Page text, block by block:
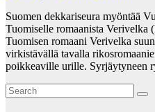
Suomen dekkariseura myöntää
Tuomiselle romaanista Verivelka
Tuomisen romaani Verivelka
virkistävällä tavalla
poikkeaville urille. Syrjäytyneen